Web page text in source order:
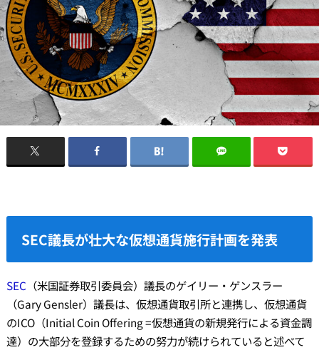
SEC議長が壮大な仮想通貨施行計画を発表
SEC （米国証券取引委員会）議長のゲイリー・ゲンスラー
（Gary Gensler）議長は、仮想通貨取引所と連携し、仮想通貨
のICO（Initial Coin Offering =仮想通貨の新規発行による資金調
達）の大部分を登録するための努力が続けられていると述べて